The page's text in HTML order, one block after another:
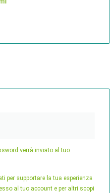
verrà inviato al tuo
per supportare la tua esperienza
al tuo account e per altri scopi